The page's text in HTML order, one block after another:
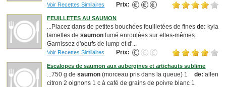
Voir Recettes Similaires Prix:
FEUILLETES AU SAUMON
de: kyla
...Placez dans de petites bouchées feuilletées de fines
lamelles desaumon fumé enroulées sur elles-mêmes.
Garnissez d'oeufs de lump et d'...
Voir Recettes Similaires Prix:
Escalopes de saumon aux aubergines et artichauts sublime
de: allen
...750 g desaumon (morceau pris dans la queue) 1
citron 2 oignons 1 c à café de grains de poivre blanc 1